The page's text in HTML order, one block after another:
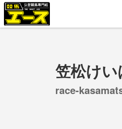
笠松け
race-